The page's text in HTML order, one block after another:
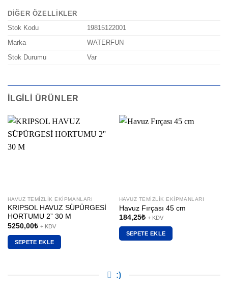
DIĞER ÖZELLIKLER
Stok Kodu
19815122001
Marka WATERFUN
Stok Durumu Var
İLGILI ÜRÜNLER
HAVUZ TEMIZLIK EKIPMANLARI
KRIPSOL HAVUZ SÜPÜRGESİ
HORTUMU 2” 30 M
5250,00₺ + KDV
SEPETE EKLE
HAVUZ TEMIZLIK EKIPMANLARI
Havuz Fırçası 45 cm
184,25₺ + KDV
SEPETE EKLE
:)